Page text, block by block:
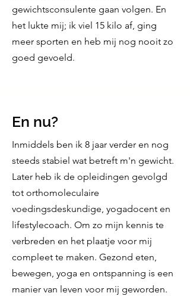
gewichtsconsulente gaan volgen. En
het lukte mij; ik viel 15 kilo af, ging
meer sporten en heb mij nog nooit zo
goed gevoeld.
En nu?
Inmiddels ben ik 8 jaar verder en nog
steeds stabiel wat betreft m'n gewicht.
Later heb ik de opleidingen gevolgd
tot orthomoleculaire
voedingsdeskundige, yogadocent en
lifestylecoach. Om zo mijn kennis te
verbreden en het plaatje voor mij
compleet te maken. Gezond eten,
bewegen, yoga en ontspanning is een
manier van leven voor mij geworden.